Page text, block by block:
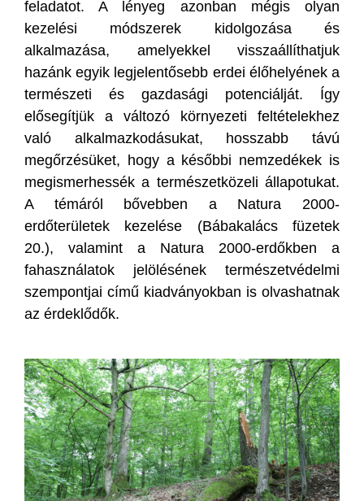
feladatot. A lényeg azonban mégis olyan
kezelési módszerek kidolgozása és
alkalmazása, amelyekkel visszaállíthatjuk
hazánk egyik legjelentősebb erdei élőhelyének a
természeti és gazdasági potenciálját. Így
elősegítjük a változó környezeti feltételekhez
való alkalmazkodásukat, hosszabb távú
megőrzésüket, hogy a későbbi nemzedékek is
megismerhessék a természetközeli állapotukat.
A témáról bővebben a Natura 2000-
erdőterületek kezelése (Bábakalács füzetek
20.), valamint a Natura 2000-erdőkben a
fahasználatok jelölésének természetvédelmi
szempontjai című kiadványokban is olvashatnak
az érdeklődők.